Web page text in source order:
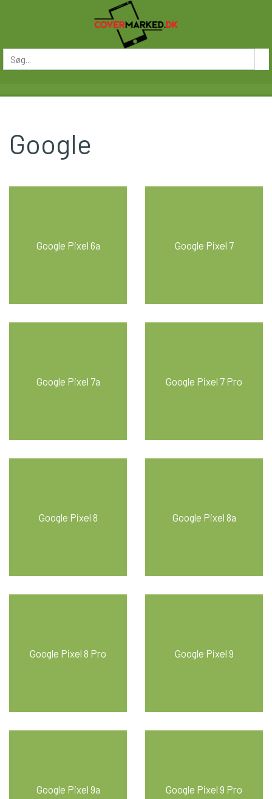
Google
Google Pixel 6a Google Pixel 7
Google Pixel 7a Google Pixel 7 Pro
Google Pixel 8 Google Pixel 8a
Google Pixel 8 Pro Google Pixel 9
Google Pixel 9a Google Pixel 9 Pro